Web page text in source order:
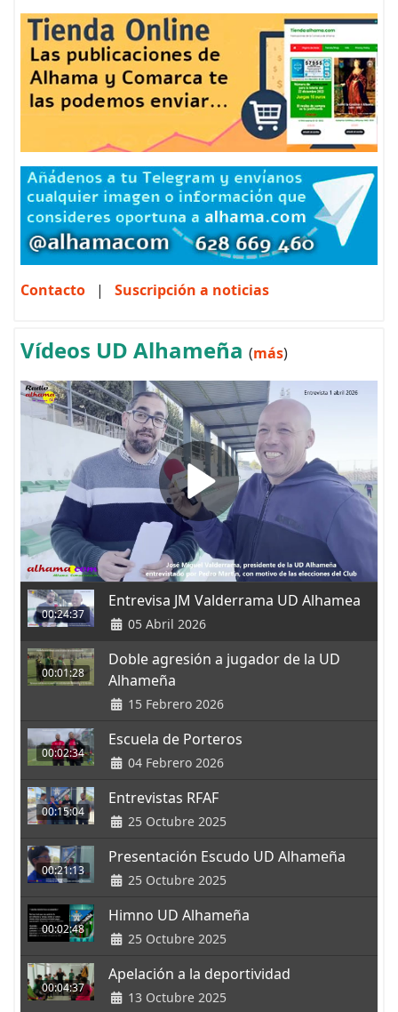
Contacto | Suscripción a noticias
Vídeos UD Alhameña (más)
00:24:37
Entrevisa JM Valderrama UD Alhamea
05 Abril 2026
00:01:28
Doble agresión a jugador de la UD
Alhameña
15 Febrero 2026
00:02:34
Escuela de Porteros
04 Febrero 2026
00:15:04
Entrevistas RFAF
25 Octubre 2025
00:21:13
Presentación Escudo UD Alhameña
25 Octubre 2025
00:02:48
Himno UD Alhameña
25 Octubre 2025
00:04:37
Apelación a la deportividad
13 Octubre 2025